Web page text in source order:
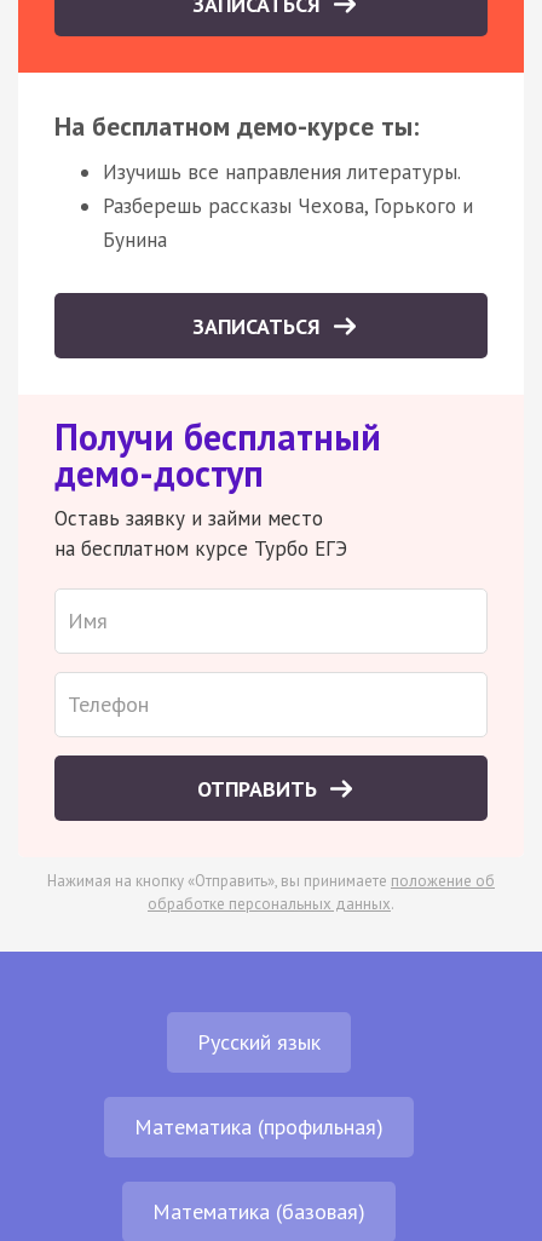
На бесплатном демо-курсе ты:
Изучишь все направления литературы.
Разберешь рассказы Чехова, Горького и
Бунина
ЗАПИСАТЬСЯ
Получи бесплатный
демо-доступ
Оставь заявку и займи место
на бесплатном курсе Турбо ЕГЭ
ОТПРАВИТЬ
Нажимая на кнопку «Отправить», вы принимаете положение об
обработке персональных данных.
Русский язык
Математика (профильная)
Математика (базовая)